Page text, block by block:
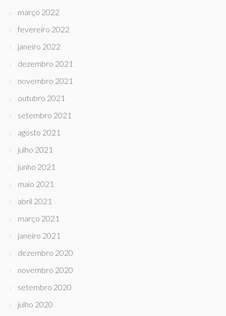
março 2022
fevereiro 2022
janeiro 2022
dezembro 2021
novembro 2021
outubro 2021
setembro 2021
agosto 2021
julho 2021
junho 2021
maio 2021
abril 2021
março 2021
janeiro 2021
dezembro 2020
novembro 2020
setembro 2020
julho 2020